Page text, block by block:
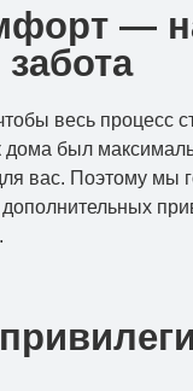
—
весь процесс
дома был
вас. Поэтому мы